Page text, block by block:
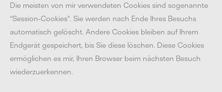
Die meisten von mir verwendeten Cookies sind sogenannte
“Session-Cookies”. Sie werden nach Ende Ihres Besuchs
automatisch gelöscht. Andere Cookies bleiben auf Ihrem
Endgerät gespeichert, bis Sie diese löschen. Diese Cookies
ermöglichen es mir, Ihren Browser beim nächsten Besuch
wiederzuerkennen.